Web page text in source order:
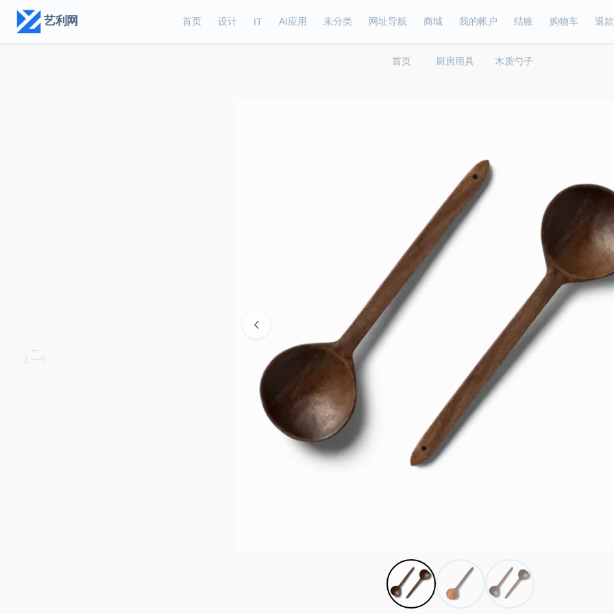
艺利网 首页 设计 IT AI应用 未分类 网址导航 商城 我的帐户 结账 购物车 退
首页 厨房用具 木质勺子
←
上一个